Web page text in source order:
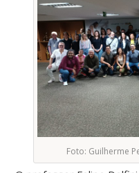
Foto: Guilherme